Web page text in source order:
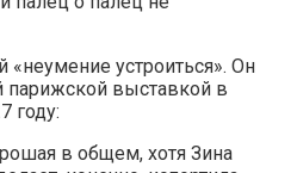
устроиться». Он
выставкой в
году:
в общем, хотя Зина